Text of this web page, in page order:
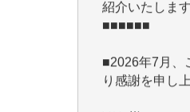
■2026年7月、
Y.H. 様